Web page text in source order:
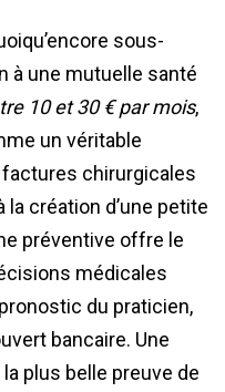
sous-
à une mutuelle santé
10 et 30 € par mois,
un véritable
chirurgicales
la création d’une petite
préventive offre le
médicales
du praticien,
bancaire. Une
plus belle preuve de